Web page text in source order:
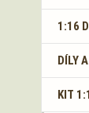
1:16
DÍLY
KIT